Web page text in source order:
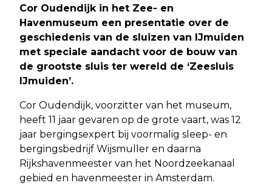
Cor Oudendijk in het Zee- en
Havenmuseum een presentatie over de
geschiedenis van de sluizen van IJmuiden
met speciale aandacht voor de bouw van
de grootste sluis ter wereld de ‘Zeesluis
IJmuiden’.
Cor Oudendijk, voorzitter van het museum,
heeft 11 jaar gevaren op de grote vaart, was 12
jaar bergingsexpert bij voormalig sleep- en
bergingsbedrijf Wijsmuller en daarna
Rijkshavenmeester van het Noordzeekanaal
gebied en havenmeester in Amsterdam.